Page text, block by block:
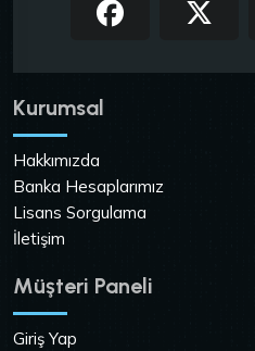
Kurumsal
Hakkımızda
Banka Hesaplarımız
Lisans Sorgulama
İletişim
Müşteri Paneli
Giriş Yap